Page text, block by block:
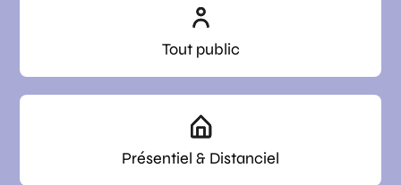
Tout public
Présentiel & Distanciel